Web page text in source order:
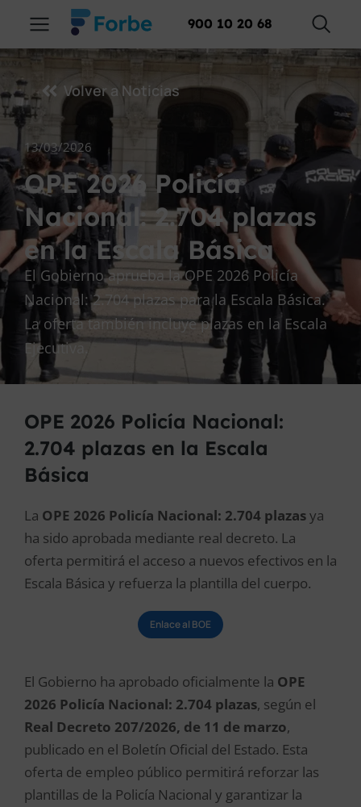
900 10 20 68
Volver a Noticias
13/03/2026
OPE 2026 Policía
Nacional: 2.704 plazas
en la Escala Básica
El Gobierno aprueba la OPE 2026 Policía
Nacional: 2.704 plazas para la Escala Básica.
La oferta también incluye plazas en la Escala
Ejecutiva.
OPE 2026 Policía Nacional:
2.704 plazas en la Escala
Básica
La OPE 2026 Policía Nacional: 2.704 plazasya
ha sido aprobada mediante real decreto. La
oferta permitirá el acceso a nuevos efectivos en la
Escala Básica y refuerza la plantilla del cuerpo.
Enlace al BOE
El Gobierno ha aprobado oficialmente la OPE
2026 Policía Nacional: 2.704 plazas, según el
Real Decreto 207/2026, de 11 de marzo,
publicado en el Boletín Oficial del Estado. Esta
oferta de empleo público permitirá reforzar las
plantillas de la Policía Nacional y garantizar la